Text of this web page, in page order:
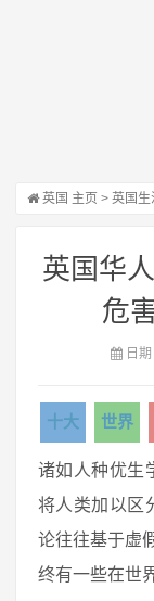
英国 主页 > 英国生
英国华
危
日期
十大 世界
诸如人种优生
将人类加以区
论往往基于虚
终有一些在世